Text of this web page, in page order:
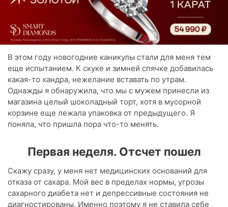
В этом году новогодние каникулы стали для меня тем
еще испытанием. К скуке и зимней спячке добавилась
какая-то хандра, нежелание вставать по утрам.
Однажды я обнаружила, что мы с мужем принесли из
магазина целый шоколадный торт, хотя в мусорной
корзине еще лежала упаковка от предыдущего. Я
поняла, что пришла пора что-то менять.
Первая неделя. Отсчет пошел
Скажу сразу, у меня нет медицинских оснований для
отказа от сахара. Мой вес в пределах нормы, угрозы
сахарного диабета нет и депрессивные состояния не
диагностированы. Именно поэтому я не ставила себе